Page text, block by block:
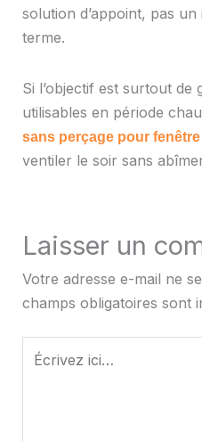
solution d’appoint, pas
terme.
Si l’objectif est surtout de
utilisables en période
sans perçage pour fenêtre
ventiler le soir sans
Laisser un
Votre adresse e-mail ne
champs obligatoires sont
Écrivez
ici…